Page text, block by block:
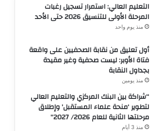
التعليم العالي: استمرار تسجيل رغبات
المرحلة الأولى للتنسيق 2026 حتى الأحد
منذ يوم واحد
أول تعليق من نقابة الصحفيين على واقعة
فتاة الأوبر: ليست صحفية وغير مقيدة
بجداول النقابة
منذ يومين
“شراكة بين البنك المركزي والتعليم العالي
لتطوير ‘منحة علماء المستقبل’ وإطلاق
مرحلتها الثانية للعام 2026/ 2027”
منذ 3 أيام